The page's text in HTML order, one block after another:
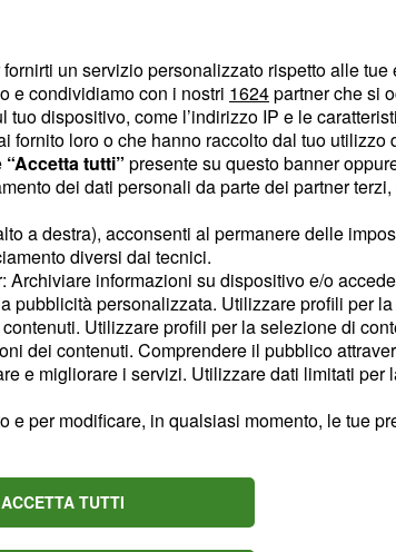
un servizio personalizzato rispetto alle tue
e condividiamo con i nostri 1624partner che si
dispositivo, come l’indirizzo IP e le
loro o che hanno raccolto dal tuo utilizzo
“Accetta tutti” presente su questo banner
dei dati personali da parte dei partner
a destra), acconsenti al permanere delle
diversi dai tecnici.
informazioni su dispositivo e/o
pubblicità personalizzata. Utilizzare profili per
Utilizzare profili per la selezione di
dei contenuti. Comprendere il pubblico
e migliorare i servizi. Utilizzare dati limitati per
per modificare, in qualsiasi momento, le tue
ACCETTA TUTTI